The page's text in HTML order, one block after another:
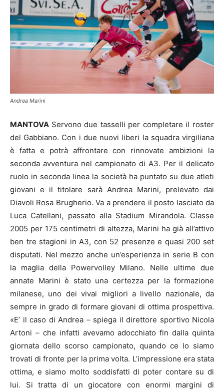
Andrea Marini
MANTOVA Servono due tasselli per completare il roster
del Gabbiano. Con i due nuovi liberi la squadra virgiliana
è fatta e potrà affrontare con rinnovate ambizioni la
seconda avventura nel campionato di A3. Per il delicato
ruolo in seconda linea la società ha puntato su due atleti
giovani e il titolare sarà Andrea Marini, prelevato dai
Diavoli Rosa Brugherio. Va a prendere il posto lasciato da
Luca Catellani, passato alla Stadium Mirandola. Classe
2005 per 175 centimetri di altezza, Marini ha già all’attivo
ben tre stagioni in A3, con 52 presenze e quasi 200 set
disputati. Nel mezzo anche un’esperienza in serie B con
la maglia della Powervolley Milano. Nelle ultime due
annate Marini è stato una certezza per la formazione
milanese, uno dei vivai migliori a livello nazionale, da
sempre in grado di formare giovani di ottima prospettiva.
«E’ il caso di Andrea – spiega il direttore sportivo Nicola
Artoni – che infatti avevamo adocchiato fin dalla quinta
giornata dello scorso campionato, quando ce lo siamo
trovati di fronte per la prima volta. L’impressione era stata
ottima, e siamo molto soddisfatti di poter contare su di
lui. Si tratta di un giocatore con enormi margini di